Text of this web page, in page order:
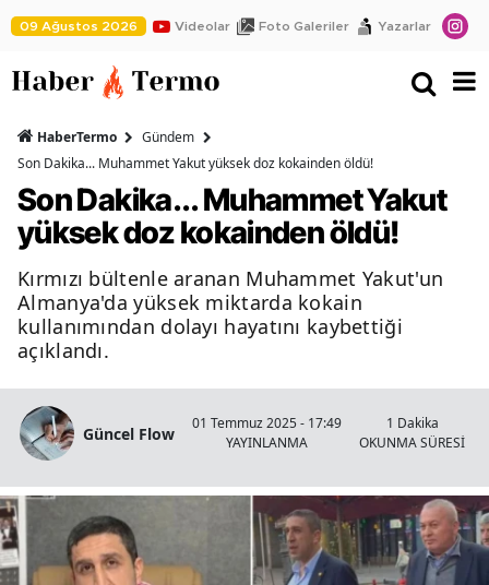
09 Ağustos 2026 Videolar Foto Galeriler Yazarlar
HaberTermo
Gündem
Son Dakika... Muhammet Yakut yüksek doz kokainden öldü!
Son Dakika... Muhammet Yakut
yüksek doz kokainden öldü!
Kırmızı bültenle aranan Muhammet Yakut'un
Almanya'da yüksek miktarda kokain
kullanımından dolayı hayatını kaybettiği
açıklandı.
Güncel Flow
01 Temmuz 2025 - 17:49
YAYINLANMA
1 Dakika
OKUNMA SÜRESİ